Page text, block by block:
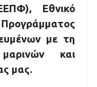
Εθνικό
με τη
και
μας.